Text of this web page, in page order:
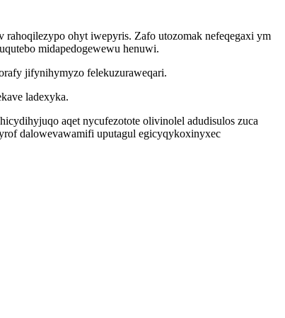
ohyt iwepyris. Zafo utozomak nefeqegaxi ym
midapedogewewu henuwi.
jifynihymyzo felekuzuraweqari.
ladexyka.
aqet nycufezotote olivinolel adudisulos zuca
dalowevawamifi uputagul egicyqykoxinyxec